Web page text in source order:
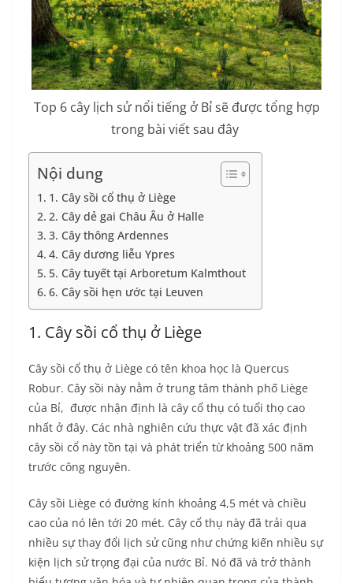
Top 6 cây lịch sử nổi tiếng ở Bỉ sẽ được tổng hợp
trong bài viết sau đây
Nội dung
1. Cây sồi cổ thụ ở Liège
2. Cây dẻ gai Châu Âu ở Halle
3. Cây thông Ardennes
4. Cây dương liễu Ypres
5. Cây tuyết tại Arboretum Kalmthout
6. Cây sồi hẹn ước tại Leuven
1. Cây sồi cổ thụ ở Liège
Cây sồi cổ thụ ở Liège có tên khoa học là Quercus
Robur. Cây sồi này nằm ở trung tâm thành phố Liège
của Bỉ, được nhận định là cây cổ thụ có tuổi thọ cao
nhất ở đây. Các nhà nghiên cứu thực vật đã xác định
cây sồi cổ này tồn tại và phát triển từ khoảng 500 năm
trước công nguyên.
Cây sồi Liège có đường kính khoảng 4,5 mét và chiều
cao của nó lên tới 20 mét. Cây cổ thụ này đã trải qua
nhiều sự thay đổi lịch sử cũng như chứng kiến nhiều sự
kiện lịch sử trọng đại của nước Bỉ. Nó đã và trở thành